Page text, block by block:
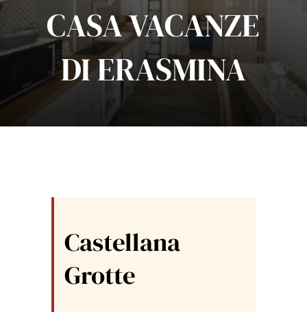
CASA VACANZE
DI ERASMINA
Castellana
Grotte